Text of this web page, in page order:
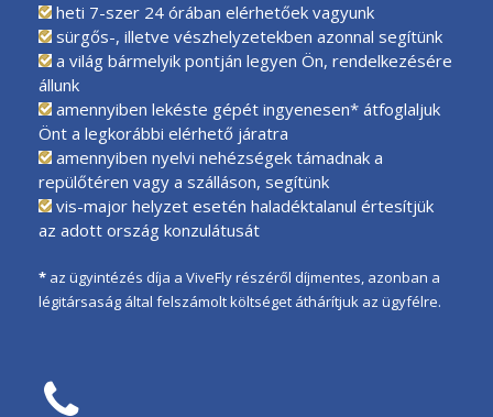
heti 7-szer 24 órában elérhetőek vagyunk
sürgős-, illetve vészhelyzetekben azonnal segítünk
a világ bármelyik pontján legyen Ön, rendelkezésére
állunk
amennyiben lekéste gépét ingyenesen* átfoglaljuk
Önt a legkorábbi elérhető járatra
amennyiben nyelvi nehézségek támadnak a
repülőtéren vagy a szálláson, segítünk
vis-major helyzet esetén haladéktalanul értesítjük
az adott ország konzulátusát
* az ügyintézés díja a ViveFly részéről díjmentes, azonban a
légitársaság által felszámolt költséget áthárítjuk az ügyfélre.